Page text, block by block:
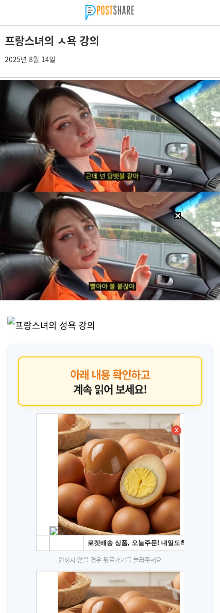
프랑스녀의 ㅅ욕 강의
2025년 8월 14일
아래 내용 확인하고
계속 읽어 보세요!
X
원하지 않을 경우 뒤로가기를 눌러주세요